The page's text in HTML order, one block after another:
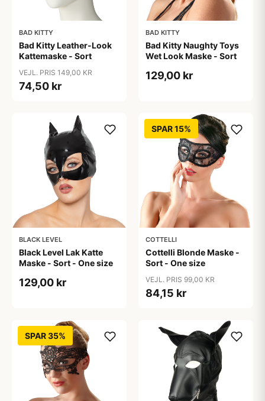
BAD KITTY
Bad Kitty Leather-Look
Kattemaske - Sort
VEJL. PRIS 149,00 KR
74,50 kr
BAD KITTY
Bad Kitty Naughty Toys
Wet Look Maske - Sort
129,00 kr
BLACK LEVEL
Black Level Lak Katte
Maske - Sort - One size
129,00 kr
SPAR 15%
COTTELLI
Cottelli Blonde Maske -
Sort - One size
VEJL. PRIS 99,00 KR
84,15 kr
SPAR 35%